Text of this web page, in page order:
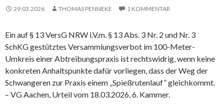
29.03.2026 THOMAS PENNEKE 1 KOMMENTAR
Ein auf § 13 VersG NRW i.V.m. § 13 Abs. 3 Nr. 2 und Nr. 3
SchKG gestütztes Versammlungsverbot im 100-Meter-
Umkreis einer Abtreibungspraxis ist rechtswidrig, wenn keine
konkreten Anhaltspunkte dafür vorliegen, dass der Weg der
Schwangeren zur Praxis einem „Spießrutenlauf” gleichkommt.
– VG Aachen, Urteil vom 18.03.2026, 6. Kammer.